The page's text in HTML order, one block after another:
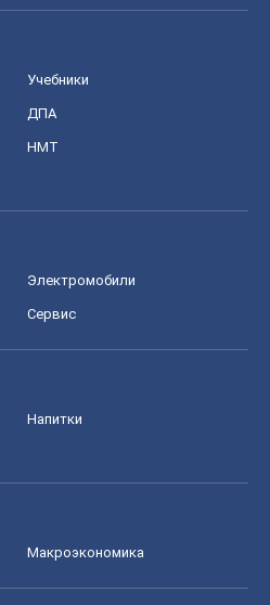
Учебники
ДПА
НМТ
Электромобили
Сервис
Напитки
Mакроэкономика